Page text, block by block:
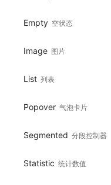
Empty 空状态
Image 图片
List 列表
Popover 气泡卡片
Segmented 分段控制器
Statistic 统计数值